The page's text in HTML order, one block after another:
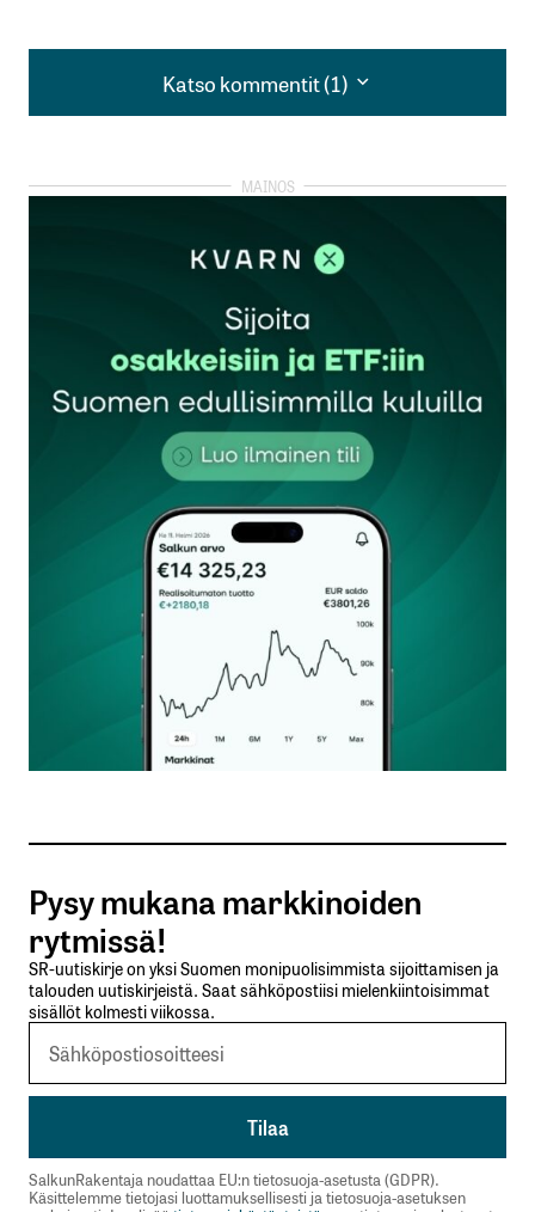
Katso kommentit (1)
Katso kommentit (1)
helppo tarkistaa. Koska lainan hakeminen on
mihinkään, ainut keino on hakea lainaa netin
lainanvälittäjiltä ja muutamalta vain verkossa
sähköpostiin ja niistä on helppo valita se, jolla on
pienin todellinen vuosikorko. Jos tämä korko on
pienempi kuin nykyisten lainojen, silloin lainojen
yhdistäminen tuo heti säästöä. Huomaa, etteivät
lainojen ns. Lainalaskurit kerro sinun
kuukausierääsi, koska se lasketaan
lainahakemuksessasi antamiesi taloustietojen
perusteella. Siksi ainoa keino saada selville
todellinen kuukausierä on hakea lainaa monelta
lainanvälittäjältä. Samalla tulet tehokkaasti
kilpailuttaneeksi lainasi.
Jorma J Tontti
14.8.2018 at 09:27
Sähköpostiosoitettasi ei julkaista.
kentät on merkitty*
Pysy mukana markkinoiden
rytmissä!
SR-uutiskirje on yksi Suomen monipuolisimmista sijoittamisen ja
talouden uutiskirjeistä. Saat sähköpostiisi mielenkiintoisimmat
sisällöt kolmesti viikossa.
SalkunRakentaja noudattaa EU:n tietosuoja-asetusta (GDPR).
Käsittelemme tietojasi luottamuksellisesti ja tietosuoja-asetuksen